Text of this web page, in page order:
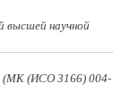
высшей научной
(МК (ИСО 3166) 004-